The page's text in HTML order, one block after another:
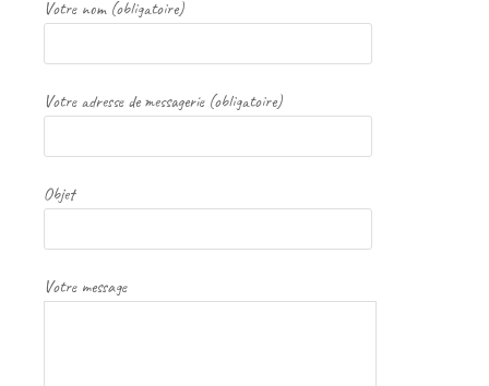
Votre nom (obligatoire)
Votre adresse de messagerie (obligatoire)
Objet
Votre message